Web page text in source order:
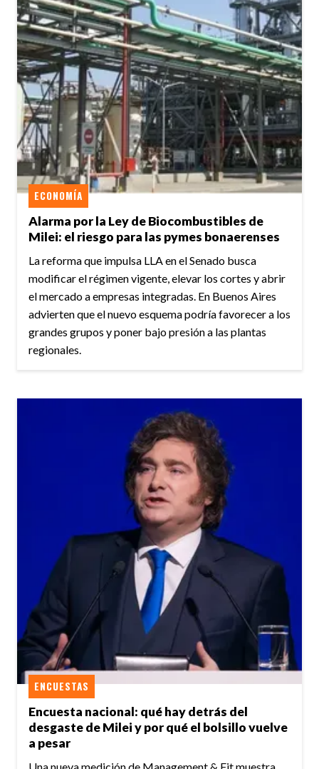
Alarma por la Ley de Biocombustibles de
Milei: el riesgo para las pymes bonaerenses
ECONOMÍA
La reforma que impulsa LLA en el Senado busca
modificar el régimen vigente, elevar los cortes y abrir
el mercado a empresas integradas. En Buenos Aires
advierten que el nuevo esquema podría favorecer a los
grandes grupos y poner bajo presión a las plantas
regionales.
Encuesta nacional: qué hay detrás del
desgaste de Milei y por qué el bolsillo vuelve
a pesar
ENCUESTAS